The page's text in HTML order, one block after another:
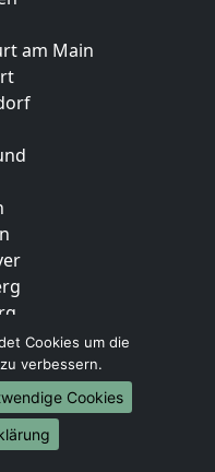
am Main
Cookies um die
verbessern.
Cookies